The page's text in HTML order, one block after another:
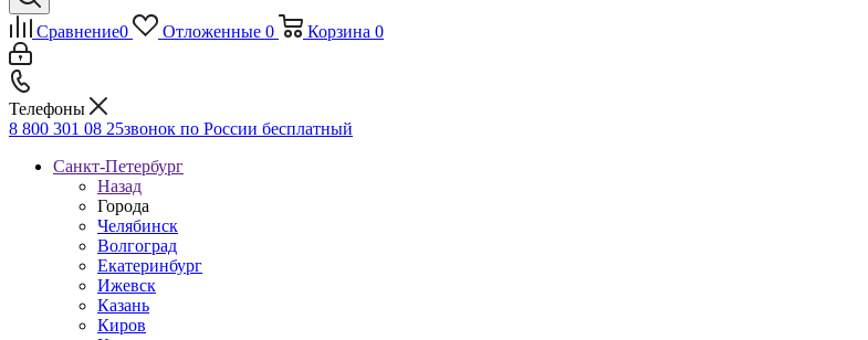
Сравнение0 Отложенные 0 Корзина 0
Телефоны
8 800 301 08 25звонок по России бесплатный
Санкт-Петербург
Назад
Города
Челябинск
Волгоград
Екатеринбург
Ижевск
Казань
Киров